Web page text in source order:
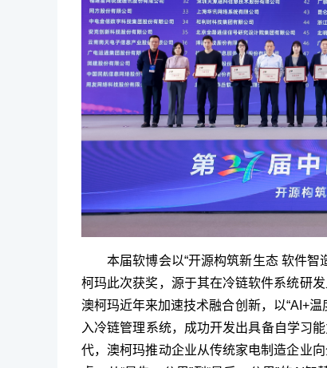
本届软博会以“开源构筑新生态 软件
柯玛此次获奖，源于其在冷链软件系统研
澳柯玛近年来加速技术融合创新，以“AI+
入冷链管理系统，成功开发出具备自学习
代，澳柯玛推动企业从传统家电制造企业